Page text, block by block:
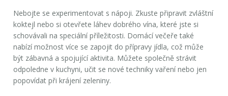
Nebojte se experimentovat s nápoji. Zkuste připravit zvláštní
koktejl nebo si otevřete láhev dobrého vína, které jste si
schovávali na speciální příležitosti. Domácí večeře také
nabízí možnost více se zapojit do přípravy jídla, což může
být zábavná a spojující aktivita. Můžete společně strávit
odpoledne v kuchyni, učit se nové techniky vaření nebo jen
popovídat při krájení zeleniny.